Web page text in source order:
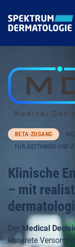
BETA-ZUGANG
FÜR ÄRZTINNEN UND
Klinische
– mit
Der Medical
konkrete